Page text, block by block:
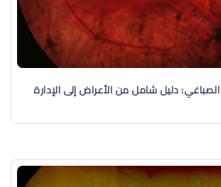
الصباغي: دليل شامل من الأعراض إلى الإدارة